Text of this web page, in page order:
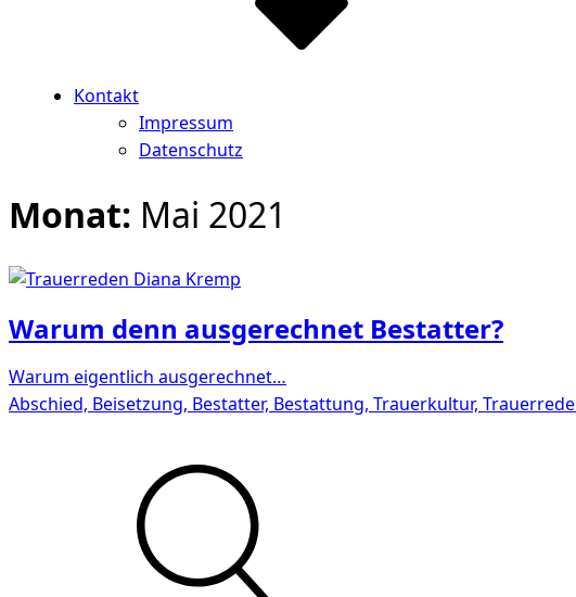
Kontakt
Impressum
Datenschutz
Monat: Mai 2021
Warum denn ausgerechnet Bestatter?
Warum eigentlich ausgerechnet…
Abschied, Beisetzung, Bestatter, Bestattung, Trauerkultur, Trauerrede